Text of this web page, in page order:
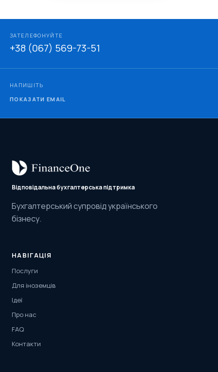
ЗАТЕЛЕФОНУЙТЕ
+38 (067) 569-73-51
НАПИШІТЬ
ПОКАЗАТИ EMAIL
Відповідальна бухгалтерська підтримка
Бухгалтерський супровід українського
бізнесу.
НАВІГАЦІЯ
Послуги
Для іноземців
Ідеї
Про нас
FAQ
Контакти